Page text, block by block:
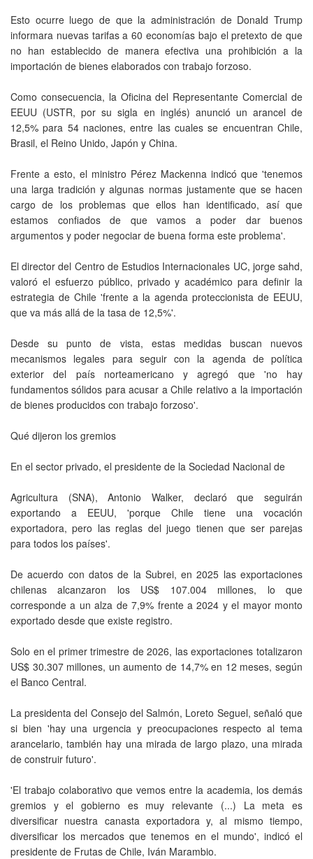
Esto ocurre luego de que la administración de Donald Trump
informara nuevas tarifas a 60 economías bajo el pretexto de que
no han establecido de manera efectiva una prohibición a la
importación de bienes elaborados con trabajo forzoso.
Como consecuencia, la Oficina del Representante Comercial de
EEUU (USTR, por su sigla en inglés) anunció un arancel de
12,5% para 54 naciones, entre las cuales se encuentran Chile,
Brasil, el Reino Unido, Japón y China.
Frente a esto, el ministro Pérez Mackenna indicó que 'tenemos
una larga tradición y algunas normas justamente que se hacen
cargo de los problemas que ellos han identificado, así que
estamos confiados de que vamos a poder dar buenos
argumentos y poder negociar de buena forma este problema'.
El director del Centro de Estudios Internacionales UC, jorge sahd,
valoró el esfuerzo público, privado y académico para definir la
estrategia de Chile 'frente a la agenda proteccionista de EEUU,
que va más allá de la tasa de 12,5%'.
Desde su punto de vista, estas medidas buscan nuevos
mecanismos legales para seguir con la agenda de política
exterior del país norteamericano y agregó que 'no hay
fundamentos sólidos para acusar a Chile relativo a la importación
de bienes producidos con trabajo forzoso'.
Qué dijeron los gremios
En el sector privado, el presidente de la Sociedad Nacional de
Agricultura (SNA), Antonio Walker, declaró que seguirán
exportando a EEUU, 'porque Chile tiene una vocación
exportadora, pero las reglas del juego tienen que ser parejas
para todos los países'.
De acuerdo con datos de la Subrei, en 2025 las exportaciones
chilenas alcanzaron los US$ 107.004 millones, lo que
corresponde a un alza de 7,9% frente a 2024 y el mayor monto
exportado desde que existe registro.
Solo en el primer trimestre de 2026, las exportaciones totalizaron
US$ 30.307 millones, un aumento de 14,7% en 12 meses, según
el Banco Central.
La presidenta del Consejo del Salmón, Loreto Seguel, señaló que
si bien 'hay una urgencia y preocupaciones respecto al tema
arancelario, también hay una mirada de largo plazo, una mirada
de construir futuro'.
'El trabajo colaborativo que vemos entre la academia, los demás
gremios y el gobierno es muy relevante (...) La meta es
diversificar nuestra canasta exportadora y, al mismo tiempo,
diversificar los mercados que tenemos en el mundo', indicó el
presidente de Frutas de Chile, Iván Marambio.